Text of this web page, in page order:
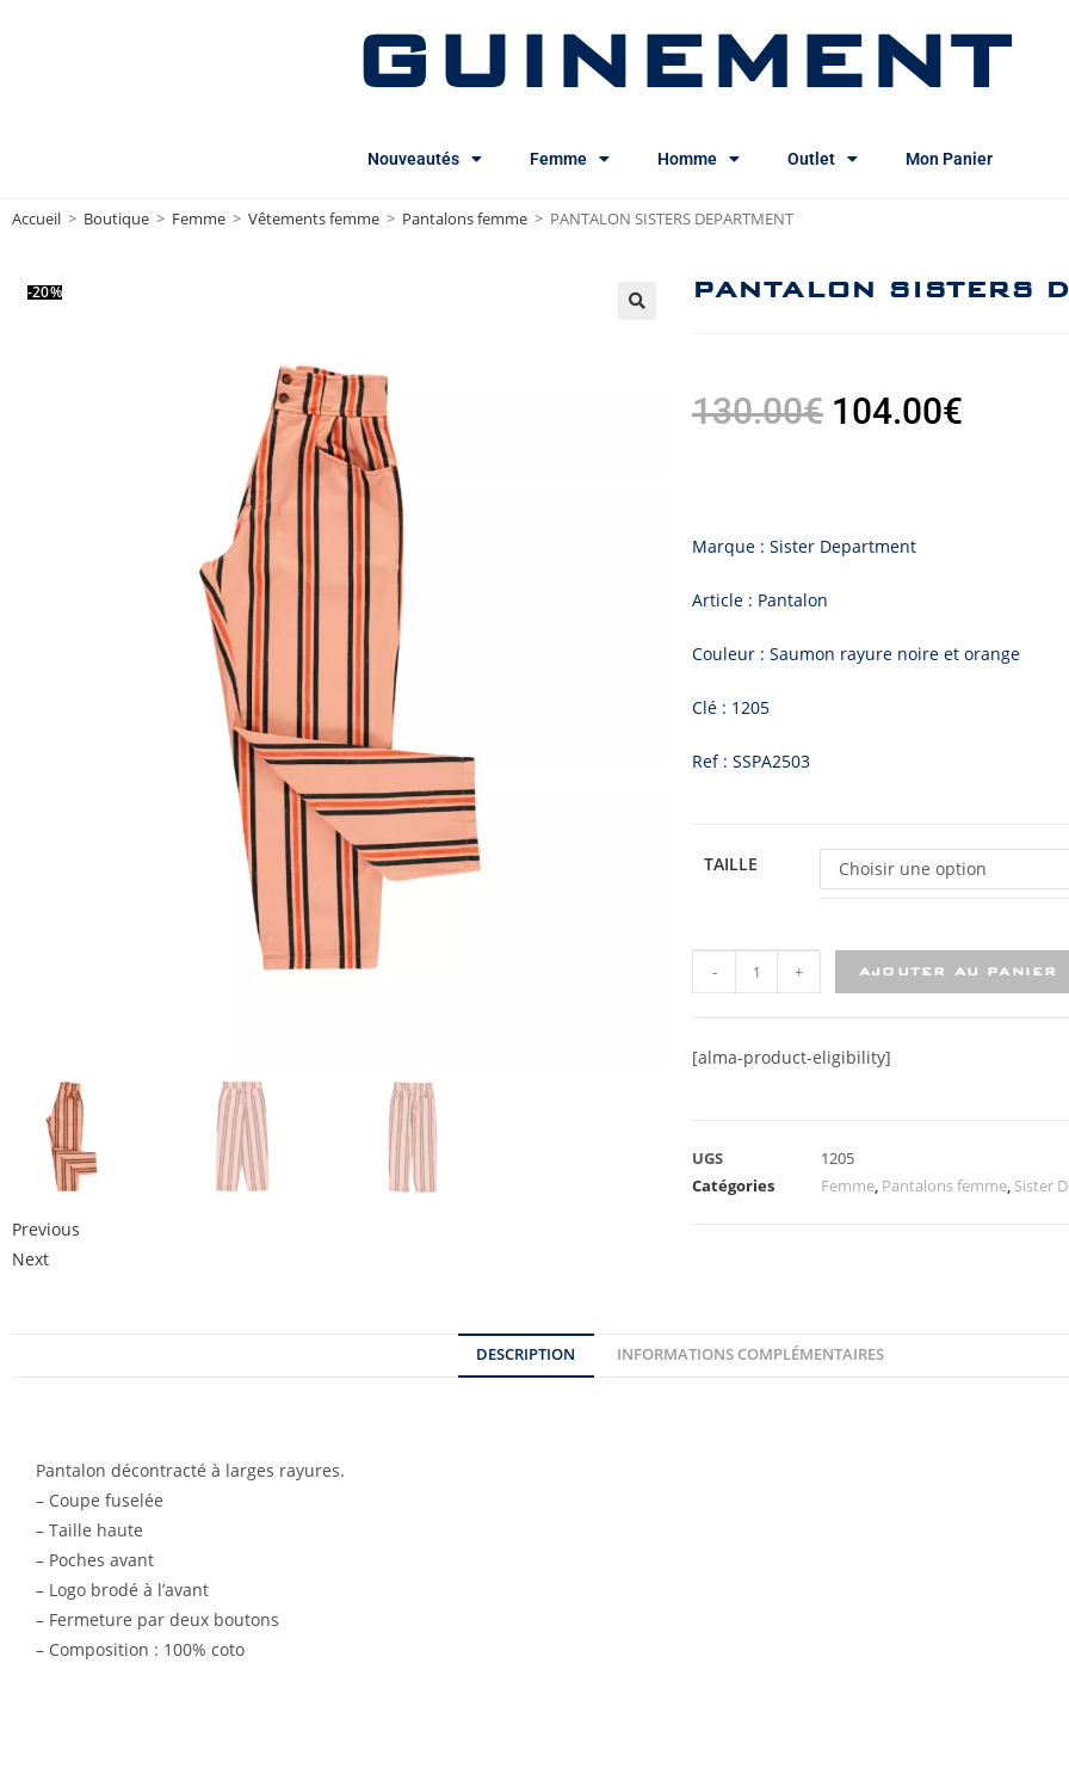
GUINEMENT
Nouveautés Femme Homme Outlet Mon Panier
Accueil > Boutique > Femme > Vêtements femme > Pantalons femme > PANTALON SISTERS DEPARTMENT
-20%
Previous
Next
PANTALON SISTERS
130.00€ 104.00€
Marque : Sister Department
Article : Pantalon
Couleur : Saumon rayure noire et orange
Clé : 1205
Ref : SSPA2503
TAILLE Choisir une option
- + AJOUTER AU PANIER
[alma-product-eligibility]
UGS
1205
Catégories
Femme, Pantalons femme, Sister
DESCRIPTION INFORMATIONS COMPLÉMENTAIRES
Pantalon décontracté à larges rayures.
– Coupe fuselée
– Taille haute
– Poches avant
– Logo brodé à l’avant
– Fermeture par deux boutons
– Composition : 100% coto